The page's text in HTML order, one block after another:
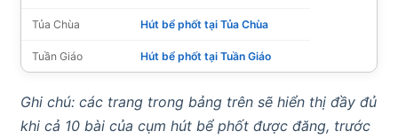
Tủa Chùa Hút bể phốt tại Tủa Chùa
Tuần Giáo Hút bể phốt tại Tuần Giáo
Ghi chú: các trang trong bảng trên sẽ hiển thị đầy đủ
khi cả 10 bài của cụm hút bể phốt được đăng, trước